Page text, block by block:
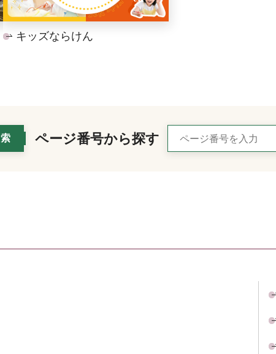
キッズならけん
ページ番号から探す